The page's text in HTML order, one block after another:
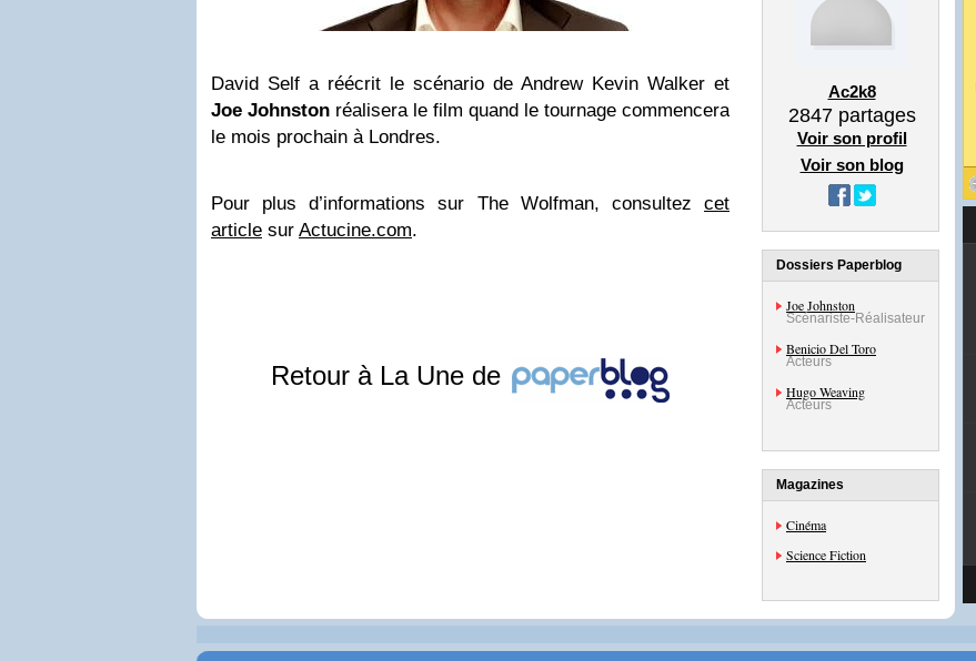
David Self a réécrit le scénario de Andrew Kevin Walker et
Joe Johnston réalisera le film quand le tournage commencera
le mois prochain à Londres.
Pour plus d’informations sur The Wolfman, consultez cet
article sur Actucine.com.
Retour à La Une de
Ac2k8
2847partages
Voir son profil
Voir son blog
Dossiers Paperblog
Joe Johnston
Scénariste-Réalisateur
Benicio Del Toro
Acteurs
Hugo Weaving
Acteurs
Magazines
Cinéma
Science Fiction